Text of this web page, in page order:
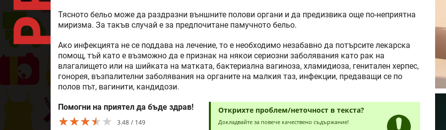
Тясното бельо може да раздразни външните полови органи и да предизвика още по-неприятна
миризма. За такъв случай е за предпочитане памучното бельо.
Ако инфекцията не се поддава на лечение, то е необходимо незабавно да потърсите лекарска
помощ, тъй като е възможно да е признак на някои сериозни заболявания като рак на
влагалището или на шийката на матката, бактериална вагиноза, хламидиоза, генитален херпес,
гонорея, възпалителни заболявания на органите на малкия таз, инфекции, предаващи се по
полов път, вагинити, кандидози.
Помогни на приятел да бъде здрав!
★★★★★
★★★★★
★★★★★ 3.48 149
Открихте проблем/неточност в текста?
Докладвайте за повече качествено съдържание!